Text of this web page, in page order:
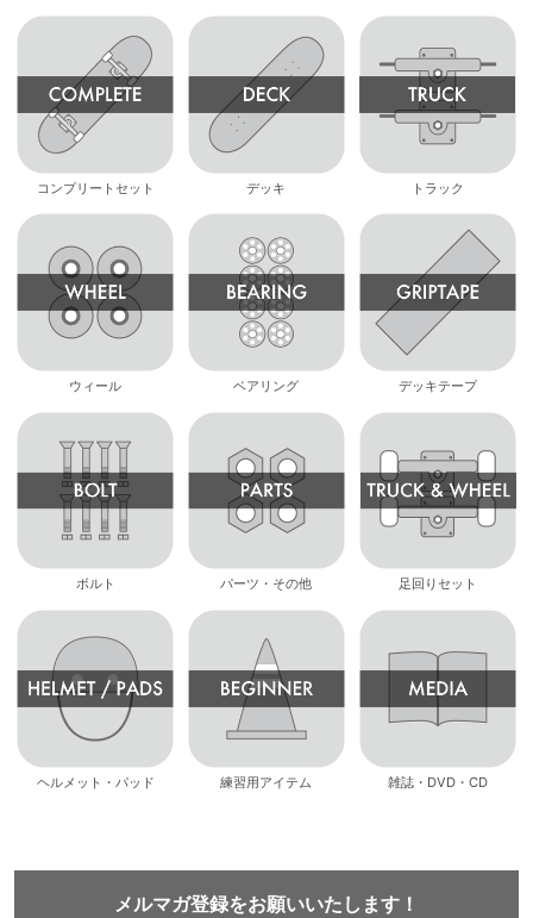
コンプリートセット デッキ トラック
ウィール ベアリング デッキテープ
ボルト パーツ・その他 足回りセット
ヘルメット・パッド 練習用アイテム 雑誌・DVD・CD
メルマガ登録をお願いいたします！